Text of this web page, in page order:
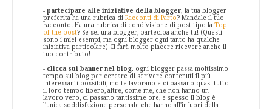
- partecipare alle iniziative della blogger, la tua blogger
preferita ha una rubrica di Racconti di Parto? Mandale il tuo
racconto! Ha una rubrica di condivisione di post tipo la Top
of the post? Se sei una blogger, partecipa anche tu! (Questi
sono i miei esempi, ma ogni blogger ogni tanto ha qualche
iniziativa particolare) Ci farà molto piacere ricevere anche il
tuo contributo!
- clicca sui banner nel blog, ogni blogger passa moltissimo
tempo sul blog per cercare di scrivere contenuti il più
interessanti possibili, molte lavorano e ci passano quasi tutto
il loro tempo libero, altre, come me, che non hanno un
lavoro vero, ci passano tantissime ore, e spesso il blog è
l'unica soddisfazione personale che hanno all'infuori della